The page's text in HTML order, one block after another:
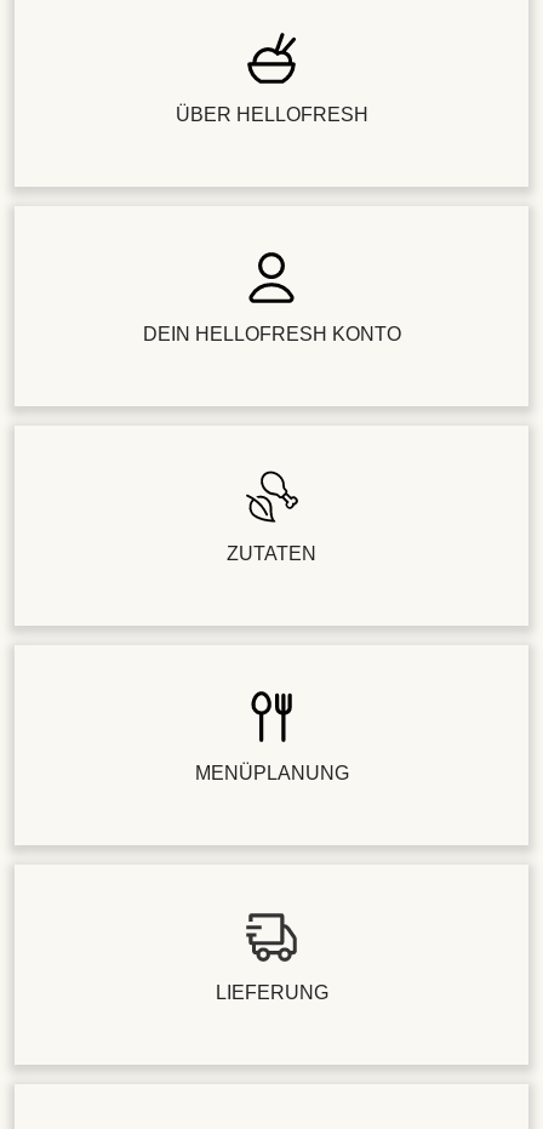
ÜBER HELLOFRESH
DEIN HELLOFRESH KONTO
ZUTATEN
MENÜPLANUNG
LIEFERUNG